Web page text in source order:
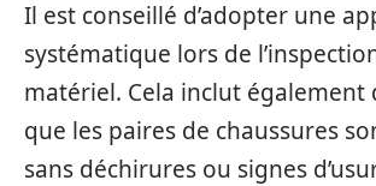
Il est conseillé d’adopter une
systématique lors de
matériel. Cela inclut également
que les paires de chaussures
sans déchirures ou signes